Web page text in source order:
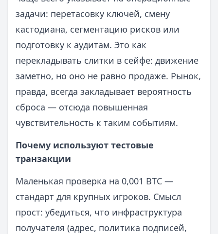
задачи: перетасовку ключей, смену
кастодиана, сегментацию рисков или
подготовку к аудитам. Это как
перекладывать слитки в сейфе: движение
заметно, но оно не равно продаже. Рынок,
правда, всегда закладывает вероятность
сброса — отсюда повышенная
чувствительность к таким событиям.
Почему используют тестовые
транзакции
Маленькая проверка на 0,001 BTC —
стандарт для крупных игроков. Смысл
прост: убедиться, что инфраструктура
получателя (адрес, политика подписей,